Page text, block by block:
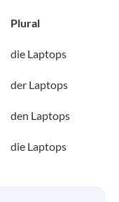
Plural
die Laptops
der Laptops
den Laptops
die Laptops